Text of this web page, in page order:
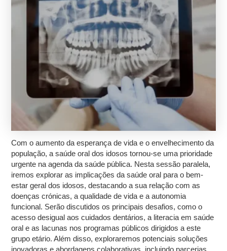
Com o aumento da esperança de vida e o envelhecimento da
população, a saúde oral dos idosos tornou-se uma prioridade
urgente na agenda da saúde pública. Nesta sessão paralela,
iremos explorar as implicações da saúde oral para o bem-
estar geral dos idosos, destacando a sua relação com as
doenças crónicas, a qualidade de vida e a autonomia
funcional. Serão discutidos os principais desafios, como o
acesso desigual aos cuidados dentários, a literacia em saúde
oral e as lacunas nos programas públicos dirigidos a este
grupo etário. Além disso, exploraremos potenciais soluções